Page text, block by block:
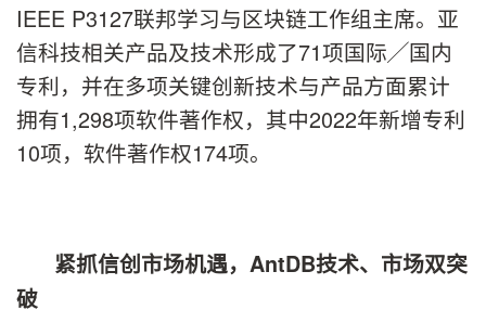
IEEE P3127联邦学习与区块链工作组主席。亚
信科技相关产品及技术形成了71项国际╱国内
专利，并在多项关键创新技术与产品方面累计
拥有1,298项软件著作权，其中2022年新增专利
10项，软件著作权174项。
紧抓信创市场机遇，AntDB技术、市场双突
破